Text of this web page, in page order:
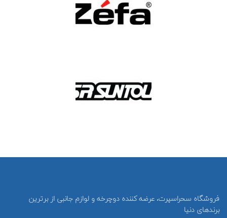
فروشگاه سحراسپرت، عرضه کننده دوچرخه و لوازم جانبی از برترین
برندهای دنیا